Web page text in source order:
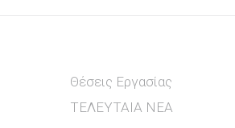
Θέσεις Εργασίας
ΤΕΛΕΥΤΑΙΑ ΝΕΑ